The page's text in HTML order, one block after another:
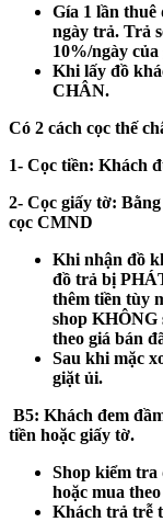
Gía 1 lần thuê
ngày trả. Trả
10%/ngày của
Khi lấy đồ
CHÂN.
Có 2 cách cọc thế
1- Cọc tiền: Khách
2- Cọc giấy tờ:
cọc CMND
Khi nhận đồ
đồ trả bị
thêm tiền tùy
shop KHÔNG
theo giá bán
Sau khi mặc
giặt ủi.
B5: Khách đem
tiền hoặc giấy tờ.
Shop kiểm tra
hoặc mua
Khách trả trễ